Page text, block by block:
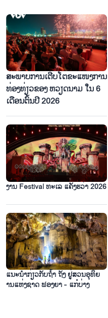
ຊາດ.
ສະ​ພາບ​ການ​ເຕີບ​ໂຕ​ຂະ​ແໜງ​ການ​
ທ່ອງ​ທ່ຽວ​ຂອງ ຫວຽດ​ນາມ ໃນ 6
ເດືອນ​ຕົ້ນ​ປີ 2026
ງານ Festival ທະເລ ແຄັງຮວ່າ 2026
ແນະ​ນຳ​ກ່ຽວ​ກັບ​ຖ້ຳ ຖັງ ຢູ່​ສວນ​ອຸ​ທິຍ​
ານ​ແຫ່ງ​ຊາດ ຟອງ​ຍາ - ແກ໋​ບ່າງ